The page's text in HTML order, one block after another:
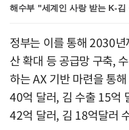
해수부 "세계인 사랑 받는 K-김
정부는 이를 통해 2030
산 확대 등 공급망 구축,
하는 AX 기반 마련을 통
40억 달러, 김 수출 15억
42억 달러, 김 18억달러